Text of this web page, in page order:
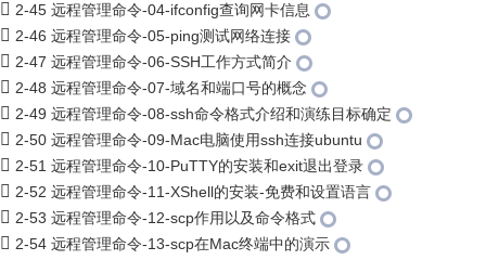
2-45 远程管理命令-04-ifconfig查询网卡信息
2-46 远程管理命令-05-ping测试网络连接
2-47 远程管理命令-06-SSH工作方式简介
2-48 远程管理命令-07-域名和端口号的概念
2-49 远程管理命令-08-ssh命令格式介绍和演练目标确定
2-50 远程管理命令-09-Mac电脑使用ssh连接ubuntu
2-51 远程管理命令-10-PuTTY的安装和exit退出登录
2-52 远程管理命令-11-XShell的安装-免费和设置语言
2-53 远程管理命令-12-scp作用以及命令格式
2-54 远程管理命令-13-scp在Mac终端中的演示